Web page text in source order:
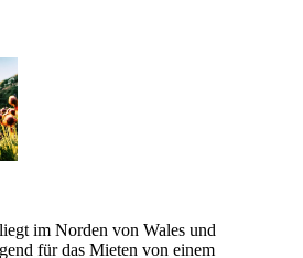
im Norden von Wales und
für das Mieten von einem